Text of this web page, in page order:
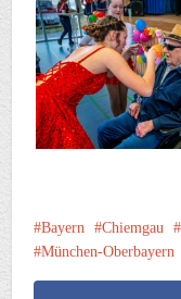
Bayern Chiemgau
München-Oberbayern